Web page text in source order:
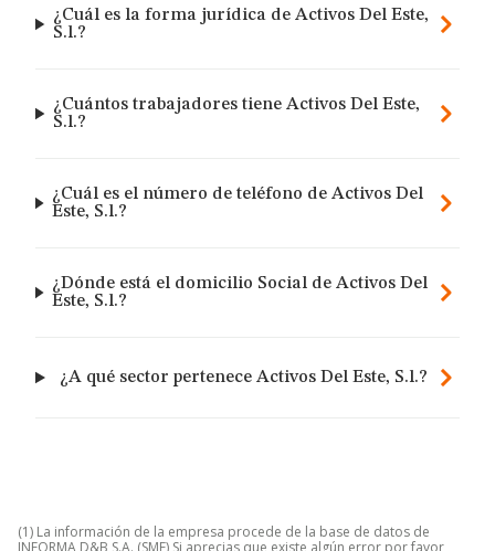
¿Cuál es la forma jurídica de Activos Del Este,
S.l.?
¿Cuántos trabajadores tiene Activos Del Este,
S.l.?
¿Cuál es el número de teléfono de Activos Del
Este, S.l.?
¿Dónde está el domicilio Social de Activos Del
Este, S.l.?
¿A qué sector pertenece Activos Del Este, S.l.?
(1) La información de la empresa procede de la base de datos de
INFORMA D&B S.A. (SME) Si aprecias que existe algún error por favor